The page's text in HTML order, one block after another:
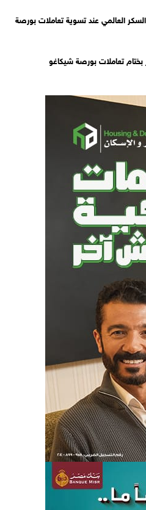
العالمي عند تسوية تعاملات بورصة
بختام تعاملات بورصة شيكاغو